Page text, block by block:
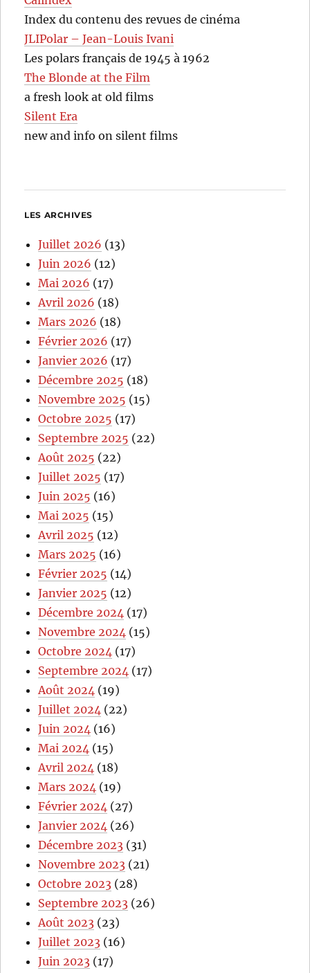
Index du contenu des revues de cinéma
JLIPolar – Jean-Louis Ivani
Les polars français de 1945 à 1962
The Blonde at the Film
a fresh look at old films
Silent Era
new and info on silent films
LES ARCHIVES
Juillet 2026 (13)
Juin 2026 (12)
Mai 2026 (17)
Avril 2026 (18)
Mars 2026 (18)
Février 2026 (17)
Janvier 2026 (17)
Décembre 2025 (18)
Novembre 2025 (15)
Octobre 2025 (17)
Septembre 2025 (22)
Août 2025 (22)
Juillet 2025 (17)
Juin 2025 (16)
Mai 2025 (15)
Avril 2025 (12)
Mars 2025 (16)
Février 2025 (14)
Janvier 2025 (12)
Décembre 2024 (17)
Novembre 2024 (15)
Octobre 2024 (17)
Septembre 2024 (17)
Août 2024 (19)
Juillet 2024 (22)
Juin 2024 (16)
Mai 2024 (15)
Avril 2024 (18)
Mars 2024 (19)
Février 2024 (27)
Janvier 2024 (26)
Décembre 2023 (31)
Novembre 2023 (21)
Octobre 2023 (28)
Septembre 2023 (26)
Août 2023 (23)
Juillet 2023 (16)
Juin 2023 (17)